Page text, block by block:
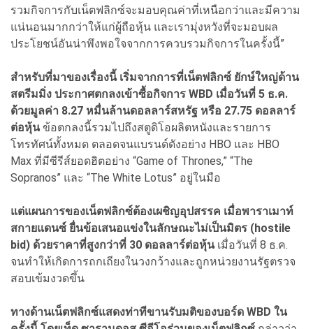
รวมกิจการกับเน็ตฟลิกซ์จะมอบคุณค่าที่เหนือกว่าและมีความ
แน่นอนมากกว่าให้แก่ผู้ถือหุ้น และเรามุ่งหวังที่จะมอบผล
ประโยชน์อันน่าพึงพอใจจากการควบรวมกิจการในครั้งนี้”
สำหรับที่มาของเรื่องนี้ เริ่มจากการที่เน็ตฟลิกซ์ ยักษ์ใหญ่ด้าน
สตรีมมิ่ง ประกาศตกลงเข้าซื้อกิจการ WBD เมื่อวันที่ 5 ธ.ค.
ด้วยมูลค่า 8.27 หมื่นล้านดอลลาร์สหรัฐ หรือ 27.75 ดอลลาร์
ต่อหุ้นข้อตกลงนี้รวมไปถึงสตูดิโอผลิตหนังและรายการ
โทรทัศน์ทั้งหมด ตลอดจนแบรนด์ดังอย่าง HBO และ HBO
Max ที่มีซีรีส์ยอดฮิตอย่าง “Game of Thrones,” “The
Sopranos” และ “The White Lotus” อยู่ในมือ
แต่แผนการของเน็ตฟลิกซ์ต้องเผชิญอุปสรรค เมื่อพาราเมาท์
สกายแดนซ์ ยื่นข้อเสนอแข่งในลักษณะไม่เป็นมิตร (hostile
bid) ด้วยราคาที่สูงกว่าที่ 30 ดอลลาร์ต่อหุ้น เมื่อวันที่ 8 ธ.ค.
จนทำให้เกิดการถกเถียงในวงกว้างและถูกหน่วยงานรัฐตรวจ
สอบเข้มงวดขึ้น
ทางด้านเน็ตฟลิกซ์แสดงท่าทีขานรับมติของบอร์ด WBD ใน